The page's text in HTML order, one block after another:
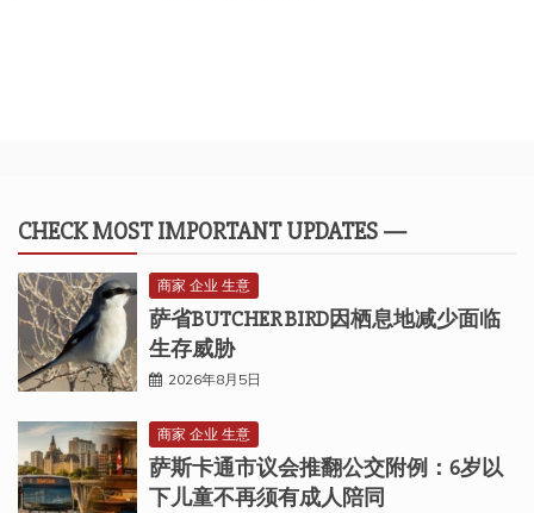
CHECK MOST IMPORTANT UPDATES —
商家 企业 生意
萨省BUTCHER BIRD因栖息地减少面临
生存威胁
2026年8月5日
商家 企业 生意
萨斯卡通市议会推翻公交附例：6岁以
下儿童不再须有成人陪同